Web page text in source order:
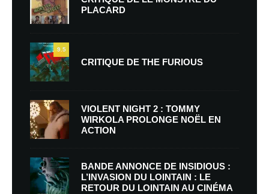
PLACARD
9.5
CRITIQUE DE THE FURIOUS
VIOLENT NIGHT 2 : TOMMY
WIRKOLA PROLONGE NOËL EN
ACTION
BANDE ANNONCE DE INSIDIOUS :
L’INVASION DU LOINTAIN : LE
RETOUR DU LOINTAIN AU CINÉMA